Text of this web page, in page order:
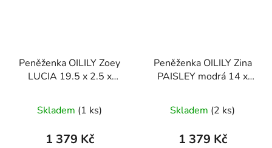
Peněženka OILILY Zoey
LUCIA 19.5 x 2.5 x
Skladem (1 ks)
1 379 Kč
Peněženka OILILY Zina
PAISLEY modrá 14 x
Skladem (2 ks)
1 379 Kč